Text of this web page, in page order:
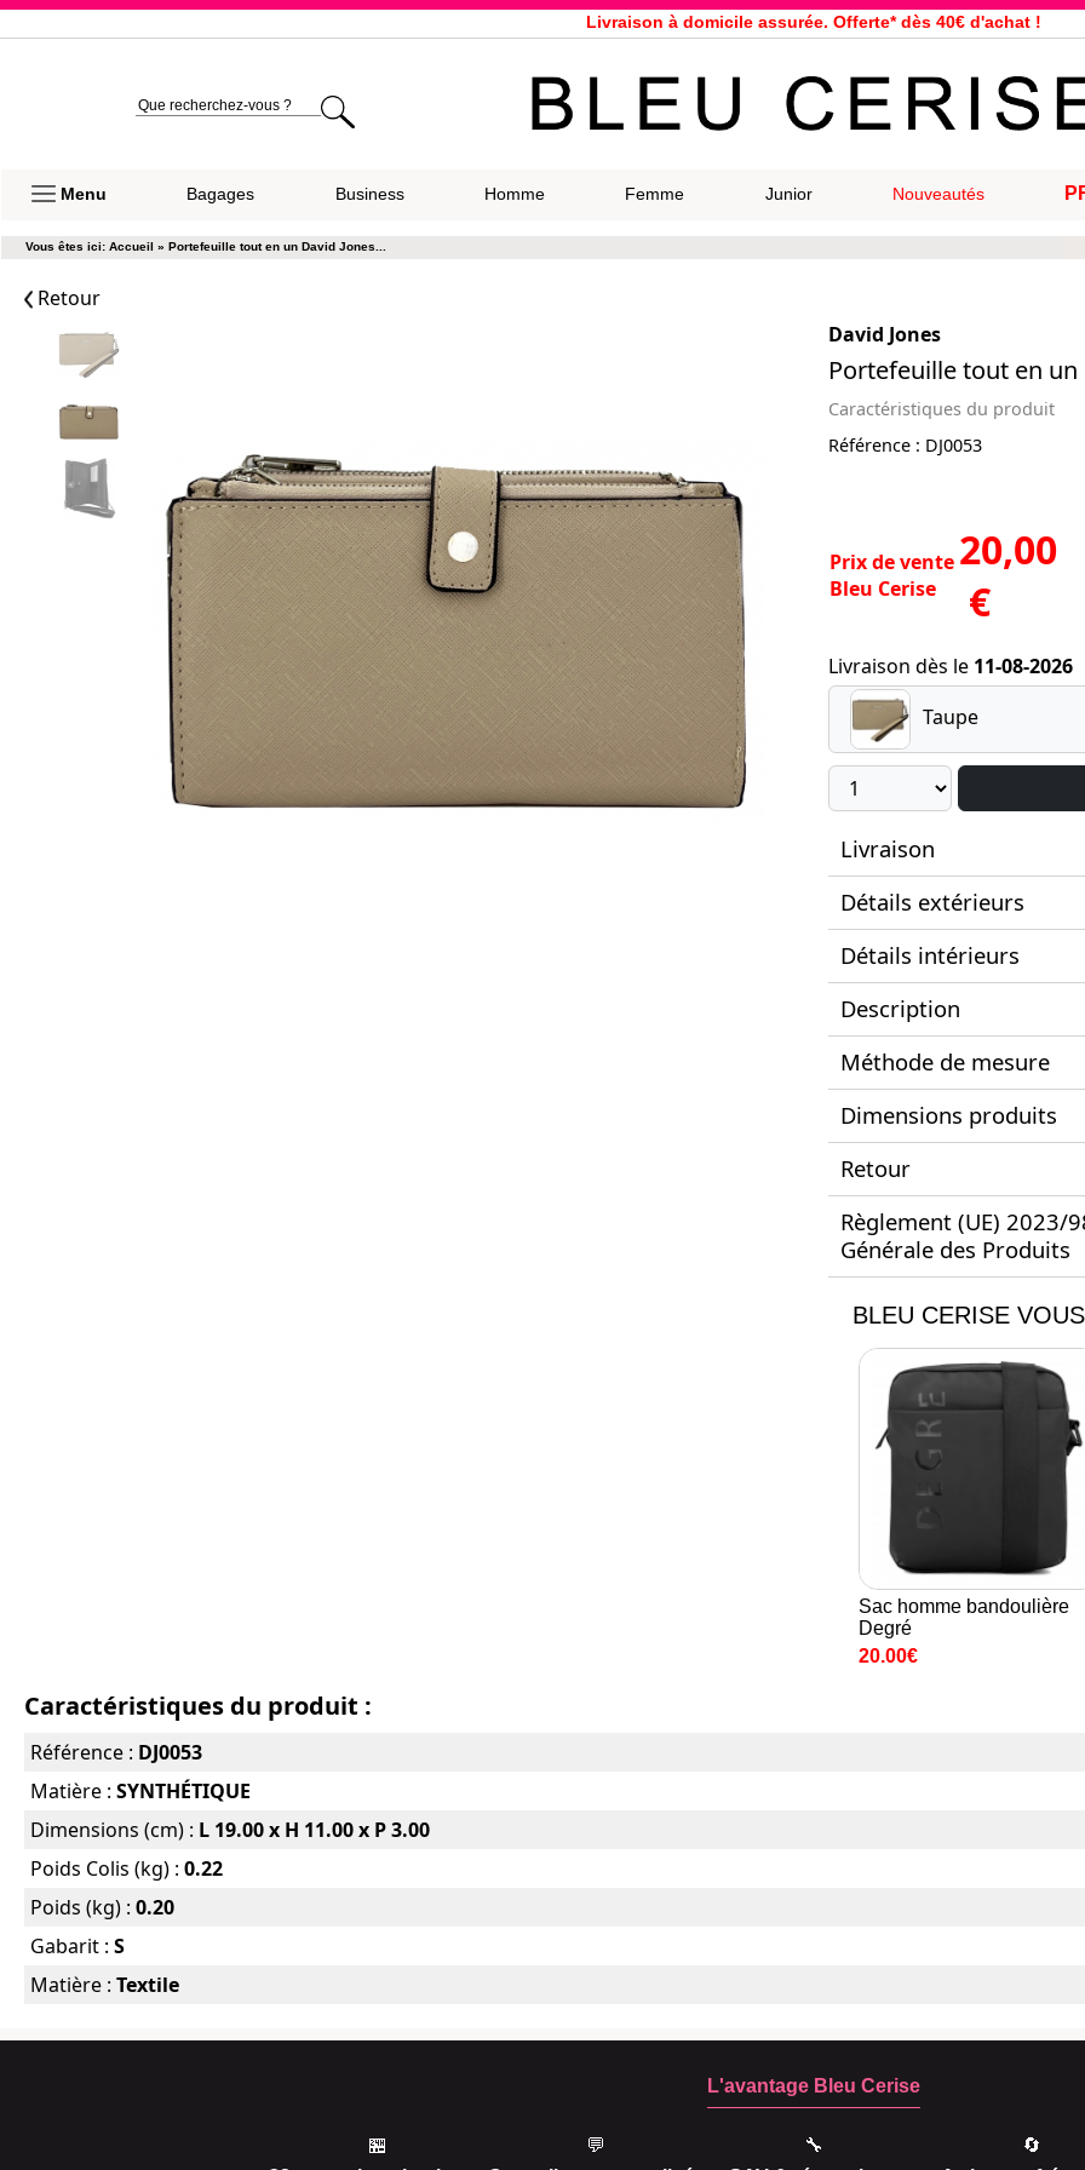
Livraison à domicile assurée. Offerte* dès 40€ d'achat !
Expédition le jour même pour toutes commandes passées avant 12h, du lundi
33 magasins répartis dans la France. Un à proximité de chez vous ?
Menu Bagages Business Homme Femme Junior Nouveautés
Vous êtes ici: Accueil » Portefeuille tout en un David Jones...
Retour
David Jones
Portefeuille tout en un
Caractéristiques du produit
Référence : DJ0053
Prix de vente
Bleu Cerise
20,00
€
Livraison dès le 11-08-2026
Taupe
Livraison
Détails extérieurs
Détails intérieurs
Description
Méthode de mesure
Dimensions produits
Retour
Règlement (UE) 2023/
Générale des Produits
BLEU CERISE
Sac homme bandoulière
Degré
20.00€
Caractéristiques du produit :
Référence : DJ0053
Matière : SYNTHÉTIQUE
Dimensions (cm) : L 19.00 x H 11.00 x P 3.00
Poids Colis (kg) : 0.22
Poids (kg) : 0.20
Gabarit : S
Matière : Textile
L'avantage Bleu Cerise
🏪
💬
🔧
🔄